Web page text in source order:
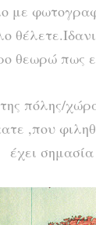
με
θεωρώ πως
πόλης/
,που
έχει